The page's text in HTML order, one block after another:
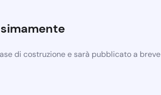
di costruzione e sarà pubblicato a breve